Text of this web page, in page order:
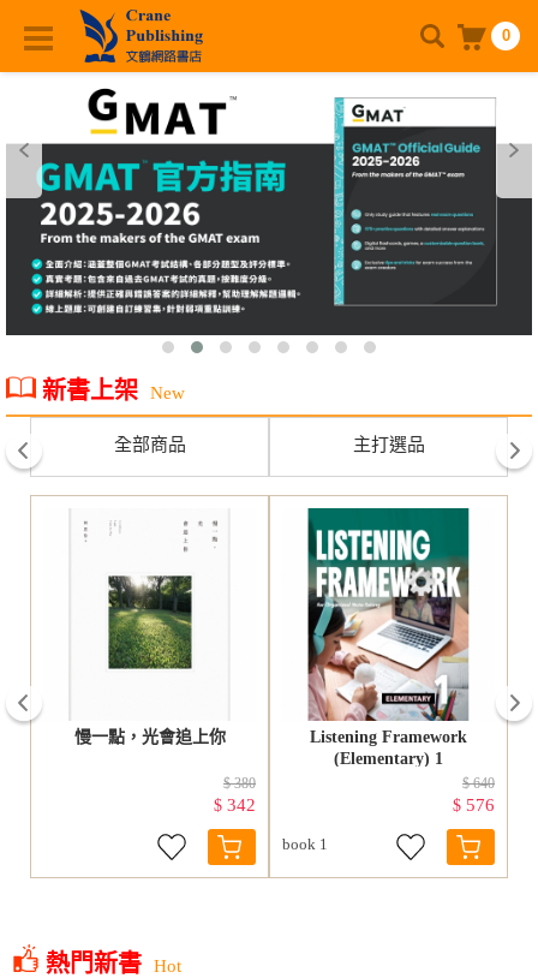
0
新書上架 New
全部商品 主打選品
prev
慢一點，光會追上你
$ 380
$ 342
Listening Framework
(Elementary) 1
$ 640
$ 576
book 1
熱門新書 Hot